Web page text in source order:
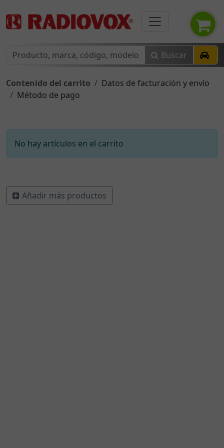
Buscar
Contenido del carrito
Datos de facturación y envío
Método de pago
No hay artículos en el carrito
Añadir más productos